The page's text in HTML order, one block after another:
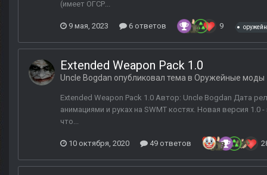
(имеет ОГСР...
9 мая, 2023 6 ответов 9
Extended Weapon Pack 1.0
Uncle Bogdan опубликовал тема в Оружейные моды
Extended Weapon Pack 1.0 Автор: Uncle Bogdan Дата
анимациями и руках на SWMT костях. Новая версия
что...
10 октября, 2020 49 ответов